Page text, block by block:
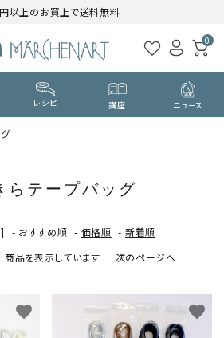
以上のお買上で送料無料
0
レシピ 講座 ニュース
新規会員登録
らテープバッグ
- おすすめ順 - 価格順 - 新着順
品を表示しています
次のページへ
favorite favorite